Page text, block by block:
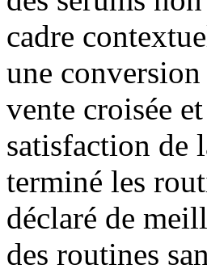
cadre
une
vente croisée
satisfaction de
terminé les
déclaré de
des routines